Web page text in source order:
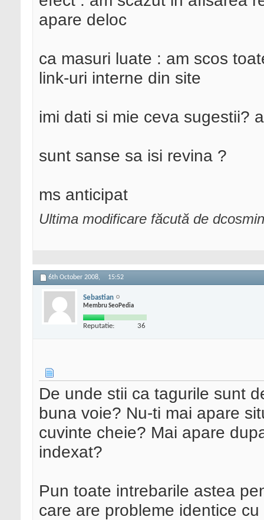
apare deloc
ca masuri luate : am scos
link-uri interne din site
imi dati si mie ceva sugestii?
sunt sanse sa isi revina ?
ms anticipat
Ultima modificare făcută de
6th October 2008, 15:52
Sebastian
Membru SeoPedia
Reputatie: 36
De unde stii ca tagurile sunt
buna voie? Nu-ti mai apare
cuvinte cheie? Mai apare
indexat?
Pun toate intrebarile astea
care are probleme identice